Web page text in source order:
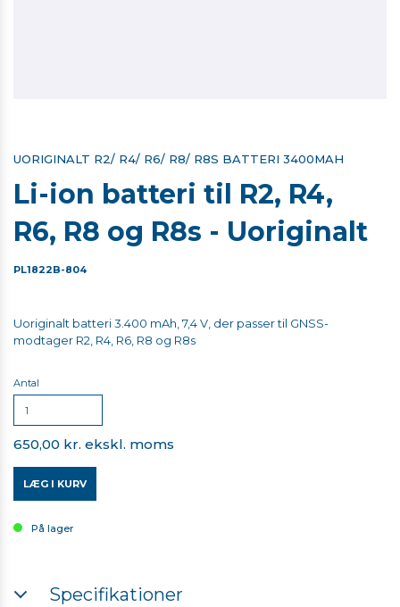
UORIGINALT R2/ R4/ R6/ R8/ R8S BATTERI 3400MAH
Li-ion batteri til R2, R4,
R6, R8 og R8s - Uoriginalt
PL1822B-804
Uoriginalt batteri 3.400 mAh, 7,4 V, der passer til GNSS-
modtager R2, R4, R6, R8 og R8s
Antal
650,00 kr. ekskl. moms
LÆG I KURV
På lager
Specifikationer